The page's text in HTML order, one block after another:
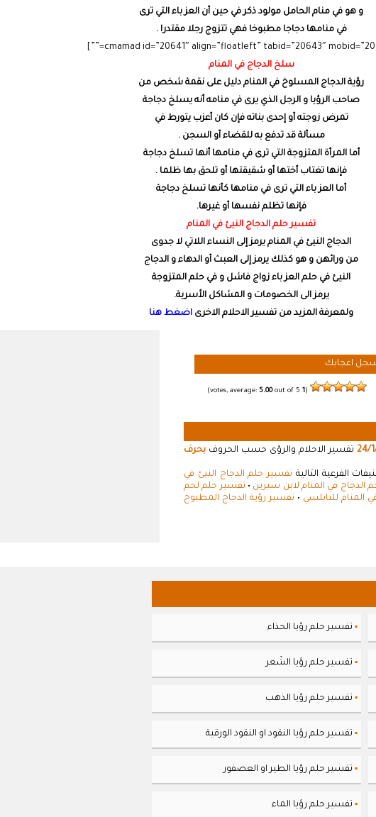
و هو في منام الحامل مولود ذكر في حين أن العز باء التي ترى
في منامها دجاجا مطبوخا فهي تتزوج رجلا مقتدرا .
سلخ الدجاج في المنام
رؤية الدجاج المسلوخ في المنام دليل على نقمة شخص من
صاحب الرؤيا و الرجل الذي يرى في منامه أنه يسلخ دجاجة
تمرض زوجته أو إحدى بناته فإن كان أعزب يتورط في
مسألة قد تدفع به للقضاء أو السجن .
أما المرأة المتزوجة التي ترى في منامها أنها تسلخ دجاجة
فإنها تغتاب أختها أو شقيقتها أو تلحق بها ظلما .
أما العز باء التي ترى في منامها كأنها تسلخ دجاجة
فإنها تظلم نفسها أو غيرها.
تفسير حلم الدجاج النيئ في المنام
الدجاج النيئ في المنام يرمز إلى النساء اللاتي لا جدوى
من ورائهن و هو كذلك يرمز إلى العبث أو الدهاء و الدجاج
النيئ في حلم العز باء زواج فاشل و في حلم المتزوجة
يرمز الى الخصومات و المشاكل الأسرية.
ولمعرفة المزيد من تفسير الاحلام الاخرى اضغط هنا
اعجابك
(
1
5.00out of 5)
24/ تفسير الاحلام والرؤى حسب الحروف بحرف
الفرعية التالية تفسير حلم الدجاج النيئ في
الدجاج في المنام لابن سيرين • تفسير حلم لحم
المنام للنابلسي • تفسير رؤية الدجاج المطبوخ
▪ تفسير حلم رؤيا الحذاء
▪ تفسير حلم رؤيا الشَعر
▪ تفسير حلم رؤيا الذهب
▪ تفسير حلم رؤيا النقود او النقود الورقية
▪ تفسير حلم رؤيا الطير او العصفور
▪ تفسير حلم رؤيا الماء